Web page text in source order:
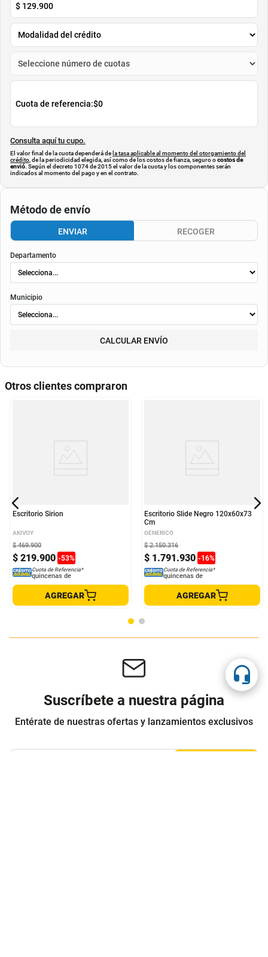
$ 129.900
Cuota de referencia:$0
Consulta aquí tu cupo.
El valor final de la cuota dependerá de la tasa aplicable al momento del otorgamiento del
crédito , de la periodicidad elegida, así como de los costos de fianza, seguro ocostos de
envió. Según el decreto 1074 de 2015 el valor de la cuota y los componentes serán
indicados al momento del pago y en el contrato.
Método de envío
ENVIAR RECOGER
Departamento
Municipio
CALCULAR ENVÍO
Otros clientes compraron
Escritorio Sirion
AKIVOY
$ 219.900 -53%
$ 469.900
Cuota de Referencia*
quincenas de
AGREGAR
Escritorio Slide Negro 120x60x73
Cm
GENERICO
$ 1.791.930 -16%
$ 2.150.316
Cuota de Referencia*
quincenas de
AGREGAR
Suscríbete a nuestra página
Entérate de nuestras ofertas y lanzamientos exclusivos